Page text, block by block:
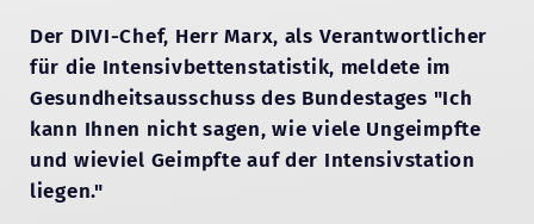
Der DIVI-Chef, Herr Marx, als Verantwortlicher
für die Intensivbettenstatistik, meldete im
Gesundheitsausschuss des Bundestages "Ich
kann Ihnen nicht sagen, wie viele Ungeimpfte
und wieviel Geimpfte auf der Intensivstation
liegen."